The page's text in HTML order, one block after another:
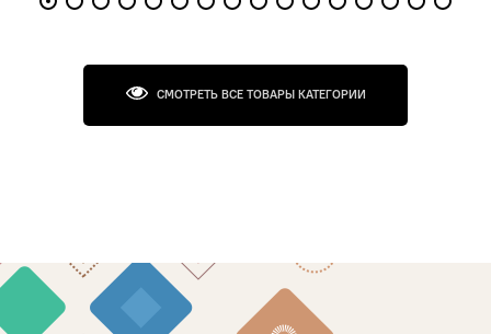
СМОТРЕТЬ ВСЕ ТОВАРЫ КАТЕГОРИИ